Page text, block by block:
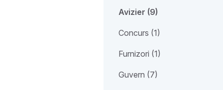
Avizier (9)
Concurs (1)
Furnizori (1)
Guvern (7)